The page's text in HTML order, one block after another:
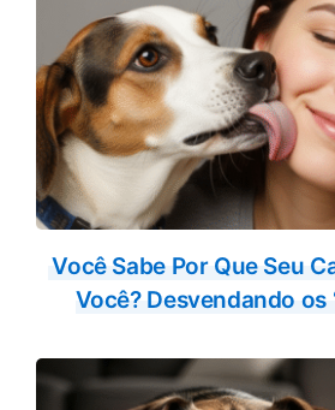
Você Sabe Por Que Seu
Você? Desvendando os